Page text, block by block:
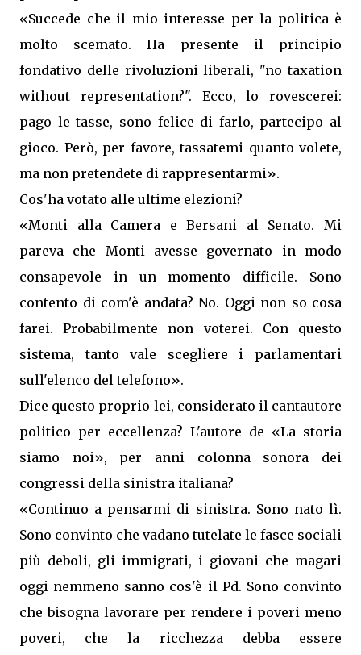
«Succede che il mio interesse per la politica è
molto scemato. Ha presente il principio
fondativo delle rivoluzioni liberali, "no taxation
without representation?". Ecco, lo rovescerei:
pago le tasse, sono felice di farlo, partecipo al
gioco. Però, per favore, tassatemi quanto volete,
ma non pretendete di rappresentarmi».
Cos'ha votato alle ultime elezioni?
«Monti alla Camera e Bersani al Senato. Mi
pareva che Monti avesse governato in modo
consapevole in un momento difficile. Sono
contento di com'è andata? No. Oggi non so cosa
farei. Probabilmente non voterei. Con questo
sistema, tanto vale scegliere i parlamentari
sull'elenco del telefono».
Dice questo proprio lei, considerato il cantautore
politico per eccellenza? L'autore de «La storia
siamo noi», per anni colonna sonora dei
congressi della sinistra italiana?
«Continuo a pensarmi di sinistra. Sono nato lì.
Sono convinto che vadano tutelate le fasce sociali
più deboli, gli immigrati, i giovani che magari
oggi nemmeno sanno cos'è il Pd. Sono convinto
che bisogna lavorare per rendere i poveri meno
poveri, che la ricchezza debba essere